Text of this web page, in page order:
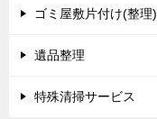
ゴミ屋敷片付け(整理)
遺品整理
特殊清掃サービス